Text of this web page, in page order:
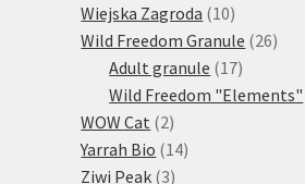
Wiejska Zagroda 1010
produktů
Wild Freedom Granule 2626
Adult granule 1717
produktů
Wild Freedom "Elements"
WOW Cat 22
produkty
Yarrah Bio 1414
Ziwi Peak 33